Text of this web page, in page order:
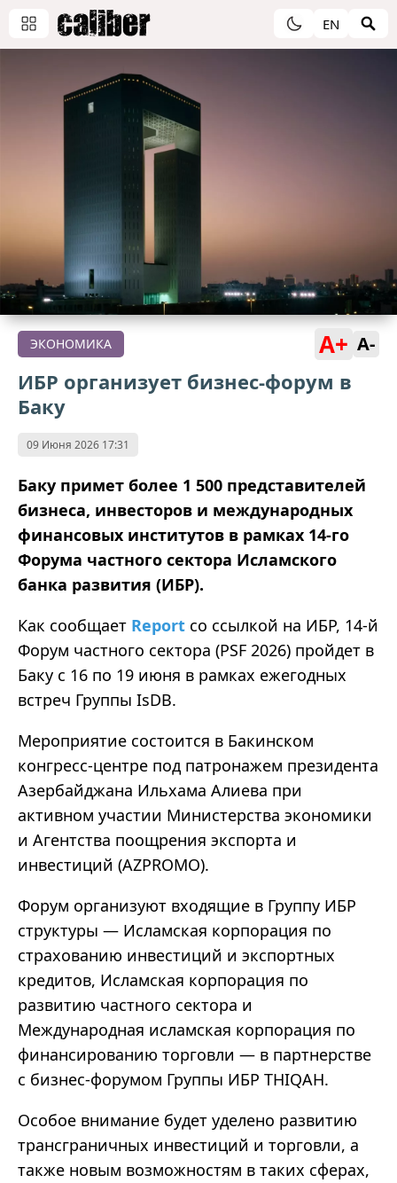
EN
ЭКОНОМИКА A+ A-
ИБР организует бизнес-форум в
Баку
09 Июня 2026 17:31
Баку примет более 1 500 представителей
бизнеса, инвесторов и международных
финансовых институтов в рамках 14-го
Форума частного сектора Исламского
банка развития (ИБР).
Как сообщает Report со ссылкой на ИБР, 14-й
Форум частного сектора (PSF 2026) пройдет в
Баку с 16 по 19 июня в рамках ежегодных
встреч Группы IsDB.
Мероприятие состоится в Бакинском
конгресс-центре под патронажем президента
Азербайджана Ильхама Алиева при
активном участии Министерства экономики
и Агентства поощрения экспорта и
инвестиций (AZPROMO).
Форум организуют входящие в Группу ИБР
структуры — Исламская корпорация по
страхованию инвестиций и экспортных
кредитов, Исламская корпорация по
развитию частного сектора и
Международная исламская корпорация по
финансированию торговли — в партнерстве
с бизнес-форумом Группы ИБР THIQAH.
Особое внимание будет уделено развитию
трансграничных инвестиций и торговли, а
также новым возможностям в таких сферах,